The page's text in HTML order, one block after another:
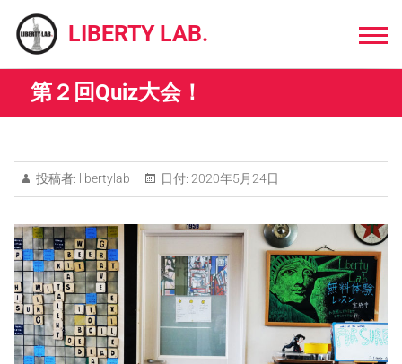
content
LIBERTY LAB.
第２回Quiz大会！
投稿者: libertylab 日付: 2020年5月24日